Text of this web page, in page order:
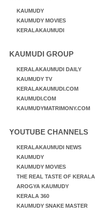
KAUMUDY
KAUMUDY MOVIES
KERALAKAUMUDI
KAUMUDI GROUP
KERALAKAUMUDI DAILY
KAUMUDY TV
KERALAKAUMUDI.COM
KAUMUDI.COM
KAUMUDYMATRIMONY.COM
YOUTUBE CHANNELS
KERALAKAUMUDI NEWS
KAUMUDY
KAUMUDY MOVIES
THE REAL TASTE OF KERALA
AROGYA KAUMUDY
KERALA 360
KAUMUDY SNAKE MASTER